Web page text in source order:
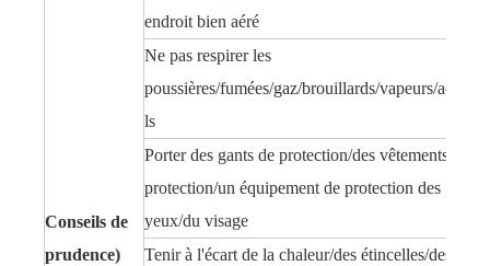
Conseils de
prudence)
endroit bien aéré
Ne pas respirer les
poussières/fumées/gaz/brouillards/vapeurs/aéroso
ls
Porter des gants de protection/des vêtements de
protection/un équipement de protection des
yeux/du visage
Tenir à l'écart de la chaleur/des étincelles/des